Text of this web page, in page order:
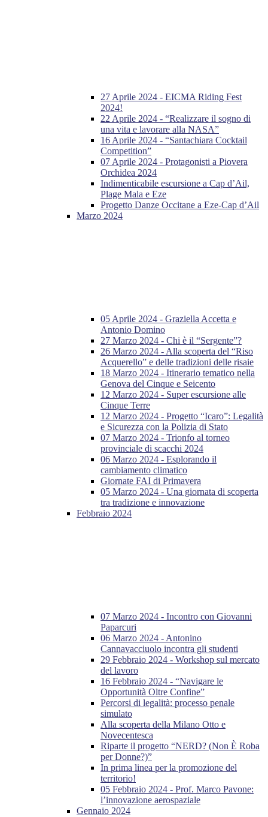
27 Aprile 2024 - EICMA Riding Fest
2024!
22 Aprile 2024 - “Realizzare il sogno di
una vita e lavorare alla NASA”
16 Aprile 2024 - “Santachiara Cocktail
Competition”
07 Aprile 2024 - Protagonisti a Piovera
Orchidea 2024
Indimenticabile escursione a Cap d’Ail,
Plage Mala e Eze
Progetto Danze Occitane a Eze-Cap d’Ail
Marzo 2024
05 Aprile 2024 - Graziella Accetta e
Antonio Domino
27 Marzo 2024 - Chi è il “Sergente”?
26 Marzo 2024 - Alla scoperta del “Riso
Acquerello” e delle tradizioni delle risaie
18 Marzo 2024 - Itinerario tematico nella
Genova del Cinque e Seicento
12 Marzo 2024 - Super escursione alle
Cinque Terre
12 Marzo 2024 - Progetto “Icaro”: Legalità
e Sicurezza con la Polizia di Stato
07 Marzo 2024 - Trionfo al torneo
provinciale di scacchi 2024
06 Marzo 2024 - Esplorando il
cambiamento climatico
Giornate FAI di Primavera
05 Marzo 2024 - Una giornata di scoperta
tra tradizione e innovazione
Febbraio 2024
07 Marzo 2024 - Incontro con Giovanni
Paparcuri
06 Marzo 2024 - Antonino
Cannavacciuolo incontra gli studenti
29 Febbraio 2024 - Workshop sul mercato
del lavoro
16 Febbraio 2024 - “Navigare le
Opportunità Oltre Confine”
Percorsi di legalità: processo penale
simulato
Alla scoperta della Milano Otto e
Novecentesca
Riparte il progetto “NERD? (Non È Roba
per Donne?)”
In prima linea per la promozione del
territorio!
05 Febbraio 2024 - Prof. Marco Pavone:
l’innovazione aerospaziale
Gennaio 2024